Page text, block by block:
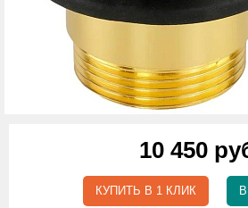
10 450
КУПИТЬ В 1 КЛИК